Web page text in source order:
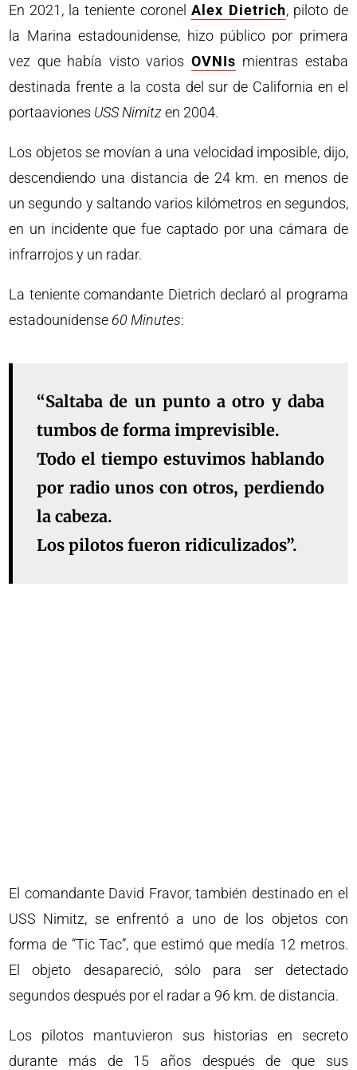
En 2021, la teniente coronel Alex Dietrich, piloto de
la Marina estadounidense, hizo público por primera
vez que había visto varios OVNIs mientras estaba
destinada frente a la costa del sur de California en el
portaaviones USS Nimitzen 2004.
Los objetos se movían a una velocidad imposible, dijo,
descendiendo una distancia de 24 km. en menos de
un segundo y saltando varios kilómetros en segundos,
en un incidente que fue captado por una cámara de
infrarrojos y un radar.
La teniente comandante Dietrich declaró al programa
estadounidense 60 Minutes:
“Saltaba de un punto a otro y daba
tumbos de forma imprevisible.
Todo el tiempo estuvimos hablando
por radio unos con otros, perdiendo
la cabeza.
Los pilotos fueron ridiculizados”.
El comandante David Fravor, también destinado en el
USS Nimitz, se enfrentó a uno de los objetos con
forma de “Tic Tac”, que estimó que medía 12 metros.
El objeto desapareció, sólo para ser detectado
segundos después por el radar a 96 km. de distancia.
Los pilotos mantuvieron sus historias en secreto
durante más de 15 años después de que sus